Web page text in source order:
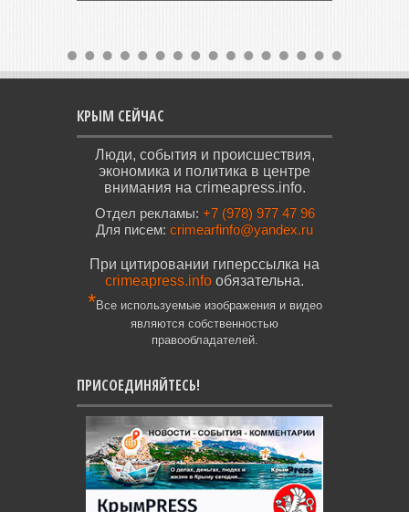
КРЫМ СЕЙЧАС
Люди, события и происшествия,
экономика и политика в центре
внимания на crimeapress.info.
Отдел рекламы: +7 (978) 977 47 96
Для писем: crimearfinfo@yandex.ru
При цитировании гиперссылка на
crimeapress.info обязательна.
*Все используемые изображения и видео
являются собственностью
правообладателей.
ПРИСОЕДИНЯЙТЕСЬ!